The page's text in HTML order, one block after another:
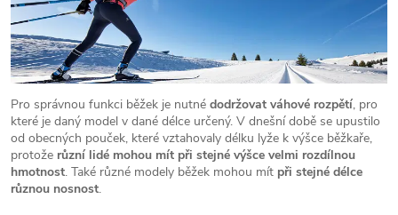
Pro správnou funkci běžek je nutné dodržovat váhové rozpětí, pro
které je daný model v dané délce určený. V dnešní době se upustilo
od obecných pouček, které vztahovaly délku lyže k výšce běžkaře,
protože různí lidé mohou mít při stejné výšce velmi rozdílnou
hmotnost. Také různé modely běžek mohou mít při stejné délce
různou nosnost.